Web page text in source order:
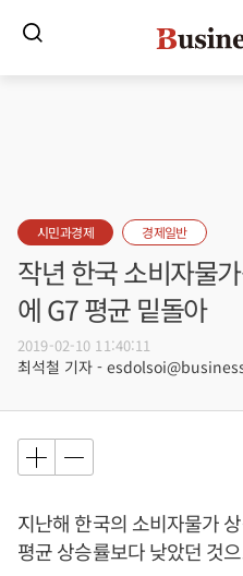
시민과경제 경제일반
작년 한국 소비자물
에 G7 평균 밑돌아
2019-02-10 11:40:11
최석철 기자 -
지난해 한국의 소비자물가
평균 상승률보다 낮았던 것